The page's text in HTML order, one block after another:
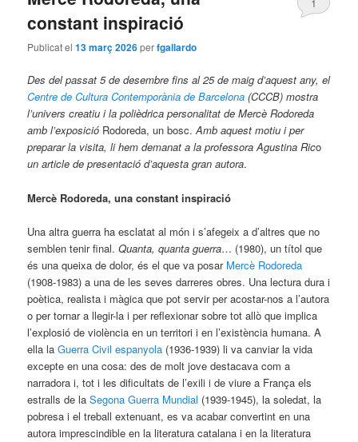
constant inspiració
Publicat el13 març 2026perfgallardo
1
Des del passat 5 de desembre fins al 25 de maig d’aquest any, el
Centre de Cultura Contemporània de Barcelona (CCCB) mostra
l’univers creatiu i la polièdrica personalitat de Mercè Rodoreda
amb l’exposició Rodoreda, un bosc.Amb aquest motiu i per
preparar la visita, li hem demanat a la professora Agustina Rico
un article de presentació d’aquesta gran autora.
Mercè Rodoreda, una constant inspiració
Una altra guerra ha esclatat al món i s’afegeix a d’altres que no
semblen tenir final.Quanta, quanta guerra… (1980), un títol que
és una queixa de dolor, és el que va posar Mercè Rodoreda
(1908-1983) a una de les seves darreres obres. Una lectura dura i
poètica, realista i màgica que pot servir per acostar-nos a l’autora
o per tornar a llegir-la i per reflexionar sobre tot allò que implica
l’explosió de violència en un territori i en l’existència humana. A
ella laGuerra Civil espanyola (1936-1939) li va canviar la vida
excepte en una cosa: des de molt jove destacava com a
narradora i, tot i les dificultats de l’exili i de viure a França els
estralls de laSegona Guerra Mundial (1939-1945), la soledat, la
pobresa i el treball extenuant, es va acabar convertint en una
autora imprescindible en la literatura catalana i en la literatura